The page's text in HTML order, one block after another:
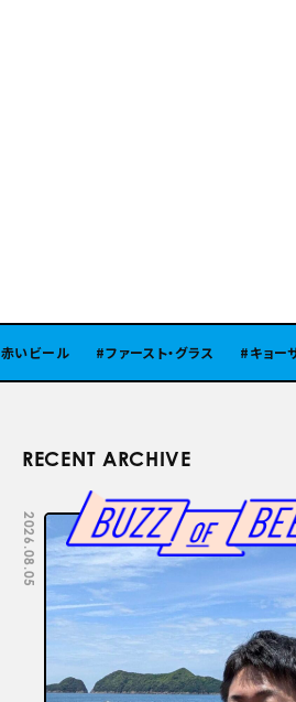
ビール ファースト・グラス キョーサク
RECENT ARCHIVE
2026.08.05